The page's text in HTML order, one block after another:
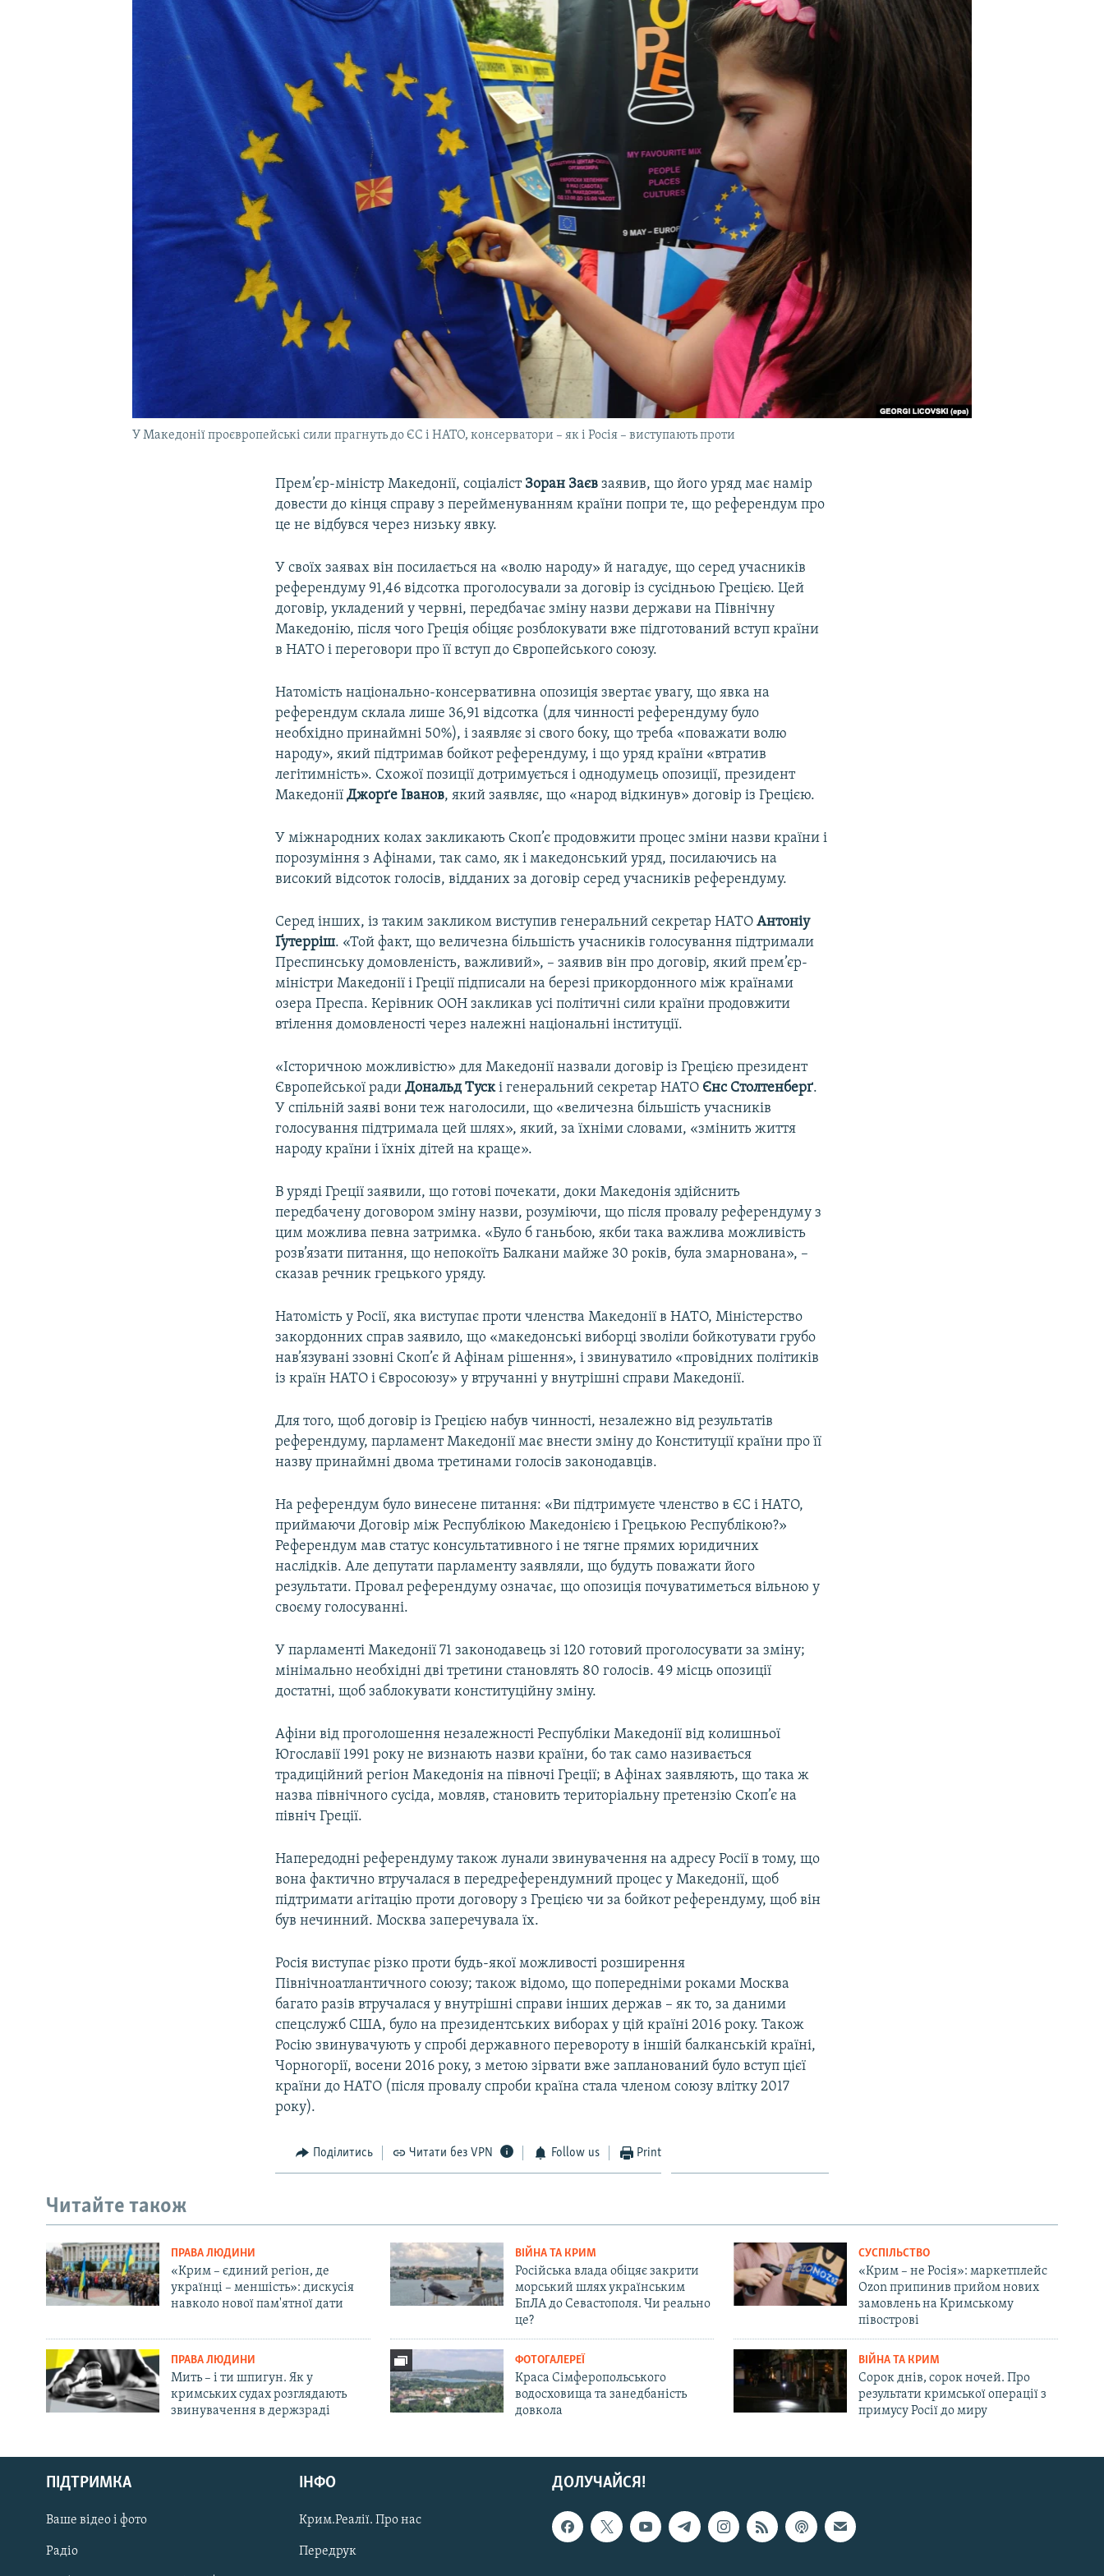
Русский
Qırımtatar
ДОЛУЧАЙСЯ!
У Македонії проєвропейські сили прагнуть до ЄС і НАТО, консерватори – як і Росія – виступають проти
Прем’єр-міністр Македонії, соціаліст Зоран Заєв заявив, що його уряд має намір
довести до кінця справу з перейменуванням країни попри те, що референдум про
це не відбувся через низьку явку.
У своїх заявах він посилається на «волю народу» й нагадує, що серед учасників
референдуму 91,46 відсотка проголосували за договір із сусідньою Грецією. Цей
договір, укладений у червні, передбачає зміну назви держави на Північну
Македонію, після чого Греція обіцяє розблокувати вже підготований вступ країни
в НАТО і переговори про її вступ до Європейського союзу.
Натомість національно-консервативна опозиція звертає увагу, що явка на
референдум склала лише 36,91 відсотка (для чинності референдуму було
необхідно принаймні 50%), і заявляє зі свого боку, що треба «поважати волю
народу», який підтримав бойкот референдуму, і що уряд країни «втратив
легітимність». Схожої позиції дотримується і однодумець опозиції, президент
МакедоніїДжорґе Іванов, який заявляє, що «народ відкинув» договір із Грецією.
У міжнародних колах закликають Скоп’є продовжити процес зміни назви країни і
порозуміння з Афінами, так само, як і македонський уряд, посилаючись на
високий відсоток голосів, відданих за договір серед учасників референдуму.
Серед інших, із таким закликом виступив генеральний секретар НАТОАнтоніу
Ґутерріш. «Той факт, що величезна більшість учасників голосування підтримали
Преспинську домовленість, важливий», – заявив він про договір, який прем’єр-
міністри Македонії і Греції підписали на березі прикордонного між країнами
озера Преспа. Керівник ООН закликав усі політичні сили країни продовжити
втілення домовленості через належні національні інституції.
«Історичною можливістю» для Македонії назвали договір із Грецією президент
Європейської радиДональд Тускі генеральний секретар НАТО Єнс Столтенберґ.
У спільній заяві вони теж наголосили, що «величезна більшість учасників
голосування підтримала цей шлях», який, за їхніми словами, «змінить життя
народу країни і їхніх дітей на краще».
В уряді Греції заявили, що готові почекати, доки Македонія здійснить
передбачену договором зміну назви, розуміючи, що після провалу референдуму з
цим можлива певна затримка. «Було б ганьбою, якби така важлива можливість
розв’язати питання, що непокоїть Балкани майже 30 років, була змарнована», –
сказав речник грецького уряду.
Натомість у Росії, яка виступає проти членства Македонії в НАТО, Міністерство
закордонних справ заявило, що «македонські виборці зволіли бойкотувати грубо
нав’язувані ззовні Скоп’є й Афінам рішення», і звинуватило «провідних політиків
із країн НАТО і Євросоюзу» у втручанні у внутрішні справи Македонії.
Для того, щоб договір із Грецією набув чинності, незалежно від результатів
референдуму, парламент Македонії має внести зміну до Конституції країни про її
назву принаймні двома третинами голосів законодавців.
На референдум було винесене питання: «Ви підтримуєте членство в ЄС і НАТО,
приймаючи Договір між Республікою Македонією і Грецькою Республікою?»
Референдум мав статус консультативного і не тягне прямих юридичних
наслідків. Але депутати парламенту заявляли, що будуть поважати його
результати. Провал референдуму означає, що опозиція почуватиметься вільною у
своєму голосуванні.
У парламенті Македонії 71 законодавець зі 120 готовий проголосувати за зміну;
мінімально необхідні дві третини становлять 80 голосів. 49 місць опозиції
достатні, щоб заблокувати конституційну зміну.
Афіни від проголошення незалежності Республіки Македонії від колишньої
Югославії 1991 року не визнають назви країни, бо так само називається
традиційний регіон Македонія на півночі Греції; в Афінах заявляють, що така ж
назва північного сусіда, мовляв, становить територіальну претензію Скоп’є на
північ Греції.
Напередодні референдуму також лунали звинувачення на адресу Росії в тому, що
вона фактично втручалася в передреферендумний процес у Македонії, щоб
підтримати агітацію проти договору з Грецією чи за бойкот референдуму, щоб він
був нечинний. Москва заперечувала їх.
Росія виступає різко проти будь-якої можливості розширення
Північноатлантичного союзу; також відомо, що попередніми роками Москва
багато разів втручалася у внутрішні справи інших держав – як то, за даними
спецслужб США, було на президентських виборах у цій країні 2016 року. Також
Росію звинувачують у спробі державного перевороту в іншій балканській країні,
Чорногорії, восени 2016 року, з метою зірвати вже запланований було вступ цієї
країни до НАТО (після провалу спроби країна стала членом союзу влітку 2017
року).
Поділитись Читати без VPN Follow us Print
Читайте також
ПРАВА ЛЮДИНИ
«Крим – єдиний регіон, де
українці – меншість»: дискусія
навколо нової пам'ятної дати
ВІЙНА ТА КРИМ
Російська влада обіцяє закрити
морський шлях українським
БпЛА до Севастополя. Чи реально
це?
СУСПІЛЬСТВО
«Крим – не Росія»: маркетплейс
Ozon припинив прийом нових
замовлень на Кримському
півострові
ПРАВА ЛЮДИНИ
Мить – і ти шпигун. Як у
кримських судах розглядають
звинувачення в держзраді
ФОТОГАЛЕРЕЇ
Краса Сімферопольського
водосховища та занедбаність
довкола
ВІЙНА ТА КРИМ
Сорок днів, сорок ночей. Про
результати кримської операції з
примусу Росії до миру
ДОЛУЧАЙСЯ!
ПІДТРИМКА
Ваше відео і фото
Радіо
ІНФО
Крим.Реалії. Про нас
Передрук